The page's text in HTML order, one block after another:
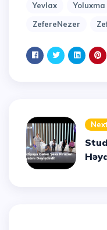
Yevlax
Yoluxma
ZefereNezer